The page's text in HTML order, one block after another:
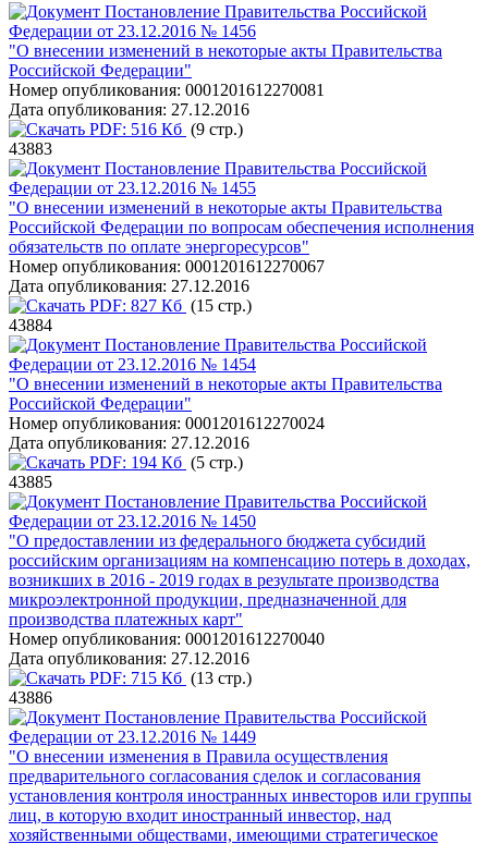
Постановление Правительства Российской
Федерации от 23.12.2016 № 1456
"О внесении изменений в некоторые акты Правительства
Российской Федерации"
Номер опубликования: 0001201612270081
Дата опубликования: 27.12.2016
PDF: 516 Кб (9 стр.)
43883
Постановление Правительства Российской
Федерации от 23.12.2016 № 1455
"О внесении изменений в некоторые акты Правительства
Российской Федерации по вопросам обеспечения исполнения
обязательств по оплате энергоресурсов"
Номер опубликования: 0001201612270067
Дата опубликования: 27.12.2016
PDF: 827 Кб (15 стр.)
43884
Постановление Правительства Российской
Федерации от 23.12.2016 № 1454
"О внесении изменений в некоторые акты Правительства
Российской Федерации"
Номер опубликования: 0001201612270024
Дата опубликования: 27.12.2016
PDF: 194 Кб (5 стр.)
43885
Постановление Правительства Российской
Федерации от 23.12.2016 № 1450
"О предоставлении из федерального бюджета субсидий
российским организациям на компенсацию потерь в доходах,
возникших в 2016 - 2019 годах в результате производства
микроэлектронной продукции, предназначенной для
производства платежных карт"
Номер опубликования: 0001201612270040
Дата опубликования: 27.12.2016
PDF: 715 Кб (13 стр.)
43886
Постановление Правительства Российской
Федерации от 23.12.2016 № 1449
"О внесении изменения в Правила осуществления
предварительного согласования сделок и согласования
установления контроля иностранных инвесторов или группы
лиц, в которую входит иностранный инвестор, над
хозяйственными обществами, имеющими стратегическое